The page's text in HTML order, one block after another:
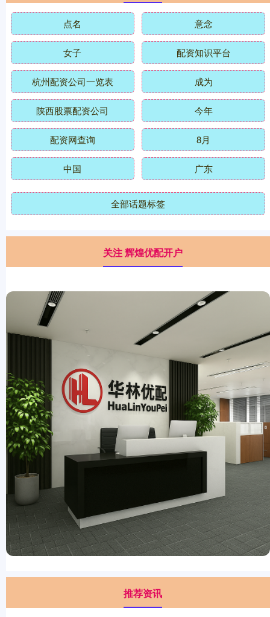
点名 意念
女子 配资知识平台
杭州配资公司一览表 成为
陕西股票配资公司 今年
配资网查询 8月
中国 广东
全部话题标签
关注 辉煌优配开户
推荐资讯